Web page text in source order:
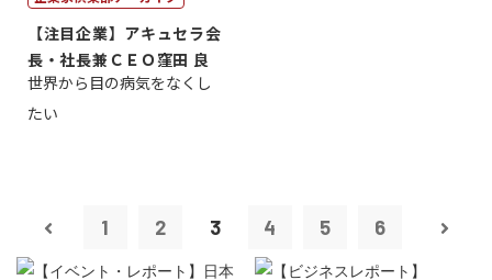
【注目企業】アキュセラ会
長・社長兼ＣＥＯ窪田 良
世界から目の病気をなくし
たい
1 2 3 4 5 6